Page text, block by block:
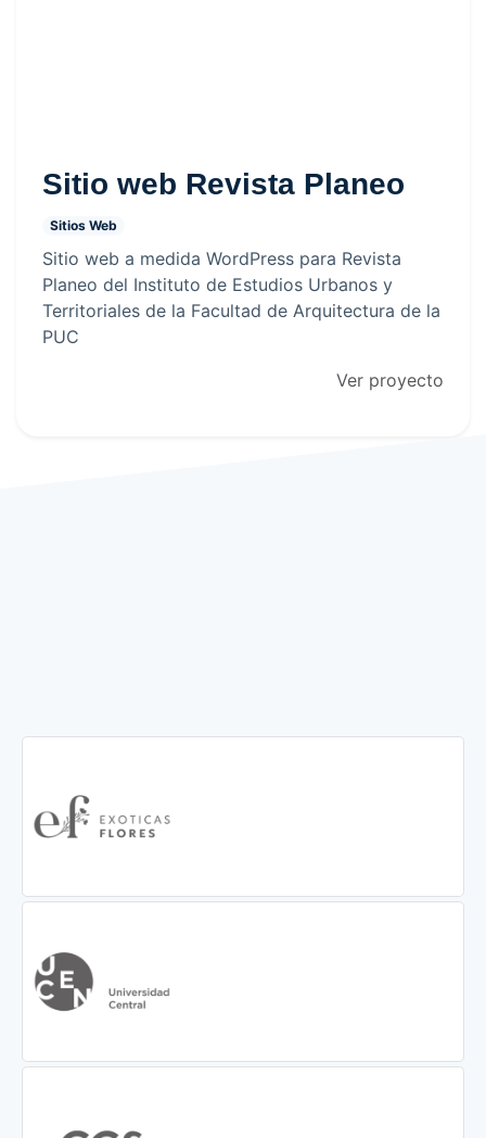
Sitio web Revista Planeo
Sitios Web
Sitio web a medida WordPress para Revista
Planeo del Instituto de Estudios Urbanos y
Territoriales de la Facultad de Arquitectura de la
PUC
Ver proyecto